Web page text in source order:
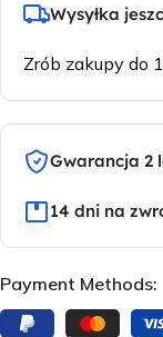
Wysyłka
Zrób zakupy do
Gwarancja 2
14 dni na
Payment Methods: